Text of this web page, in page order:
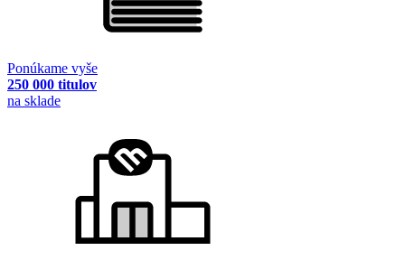
Ponúkame vyše
250 000 titulov
na sklade